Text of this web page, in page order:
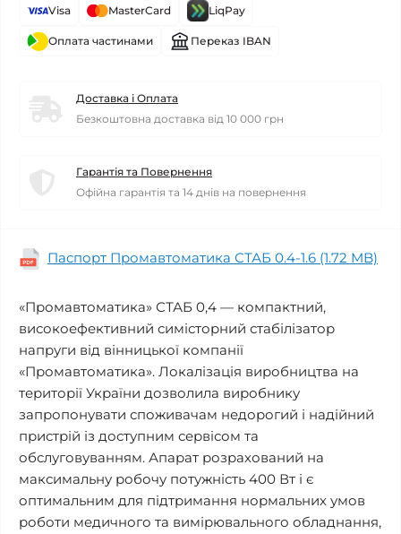
Visa MasterCard LiqPay
Оплата частинами Переказ IBAN
Доставка і Оплата
Безкоштовна доставка від 10 000 грн
Гарантія та Повернення
Офійна гарантія та 14 днів на повернення
Паспорт Промавтоматика СТАБ 0.4-1.6 (1.72 MB)
«Промавтоматика» СТАБ 0,4 — компактний,
високоефективний симісторний стабілізатор
напруги від вінницької компанії
«Промавтоматика». Локалізація виробництва на
території України дозволила виробнику
запропонувати споживачам недорогий і надійний
пристрій із доступним сервісом та
обслуговуванням. Апарат розрахований на
максимальну робочу потужність 400 Вт і є
оптимальним для підтримання нормальних умов
роботи медичного та вимірювального обладнання,